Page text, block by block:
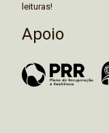
leituras!
Apoio